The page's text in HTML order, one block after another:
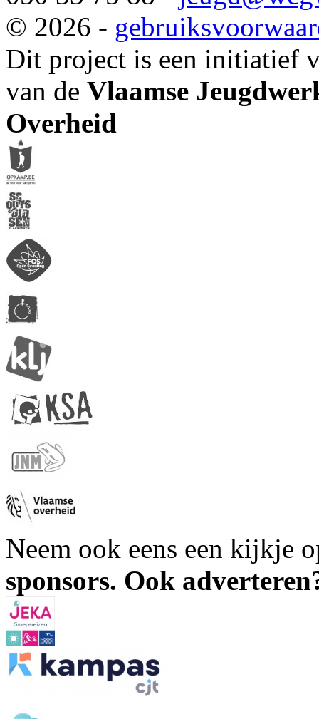
© 2026 -
Dit project is een initiatief
van de Vlaamse
Overheid
Neem ook eens een kijkje
sponsors. Ook